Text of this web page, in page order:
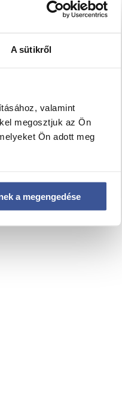
A sütikről
valamint
megosztjuk az Ön
Ön adott meg
a megengedése